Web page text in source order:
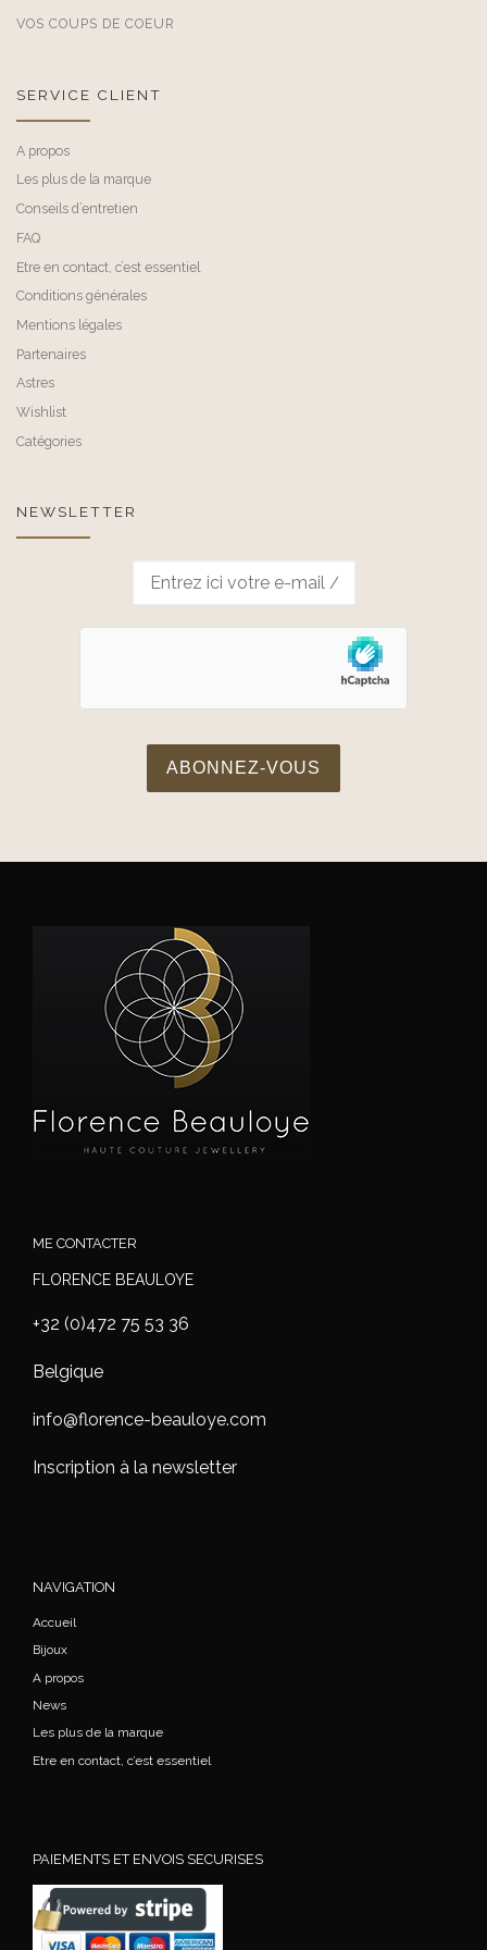
VOS COUPS DE COEUR
SERVICE CLIENT
A propos
Les plus de la marque
Conseils d’entretien
FAQ
Etre en contact, c’est essentiel
Conditions générales
Mentions légales
Partenaires
Astres
Wishlist
Catégories
NEWSLETTER
ME CONTACTER
FLORENCE BEAULOYE
+32 (0)472 75 53 36
Belgique
info@florence-beauloye.com
Inscription à la newsletter
NAVIGATION
Accueil
Bijoux
A propos
News
Les plus de la marque
Etre en contact, c’est essentiel
PAIEMENTS ET ENVOIS SECURISES